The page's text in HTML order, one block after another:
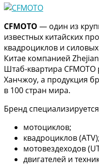
CFMOTO — один из
известных китайских
квадроциклов и
Китае компанией
Штаб-квартира
Ханчжоу, а продукция
в 100 стран мира.
Бренд
мотоциклов;
квадроциклов (ATV);
мотовездеходов
двигателей и